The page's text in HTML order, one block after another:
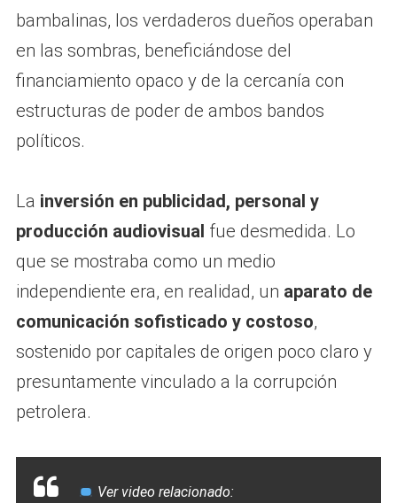
bambalinas, los verdaderos dueños operaban
en las sombras, beneficiándose del
financiamiento opaco y de la cercanía con
estructuras de poder de ambos bandos
políticos.
La inversión en publicidad, personal y
producción audiovisual fue desmedida. Lo
que se mostraba como un medio
independiente era, en realidad, un aparato de
comunicación sofisticado y costoso,
sostenido por capitales de origen poco claro y
presuntamente vinculado a la corrupción
petrolera.
Ver video relacionado: